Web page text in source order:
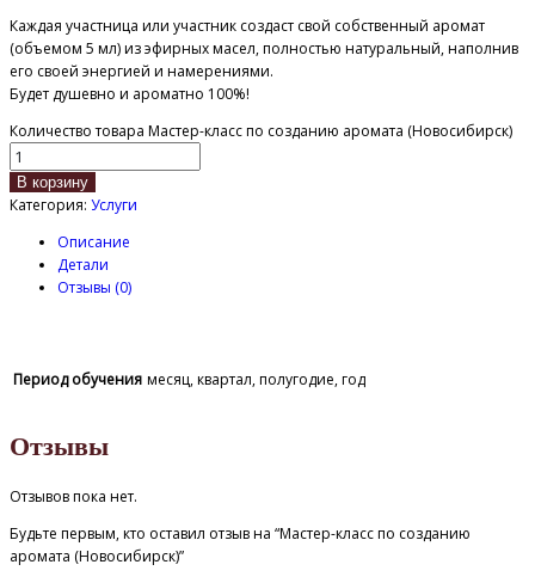
Каждая участница или участник создаст свой собственный аромат
(объемом 5 мл) из эфирных масел, полностью натуральный, наполнив
его своей энергией и намерениями.
Будет душевно и ароматно 100%!
Количество товара Мастер-класс по созданию аромата (Новосибирск)
В корзину
Категория: Услуги
Описание
Детали
Отзывы (0)
Период обучения месяц, квартал, полугодие, год
Отзывы
Отзывов пока нет.
Будьте первым, кто оставил отзыв на “Мастер-класс по созданию
аромата (Новосибирск)”